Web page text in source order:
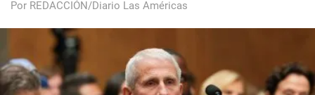
Por REDACCIÓN/Diario Las Américas